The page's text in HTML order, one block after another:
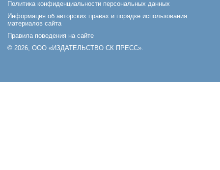
Политика конфиденциальности персональных данных
Информация об авторских правах и порядке использования
материалов сайта
Правила поведения на сайте
© 2026, ООО «ИЗДАТЕЛЬСТВО СК ПРЕСС».